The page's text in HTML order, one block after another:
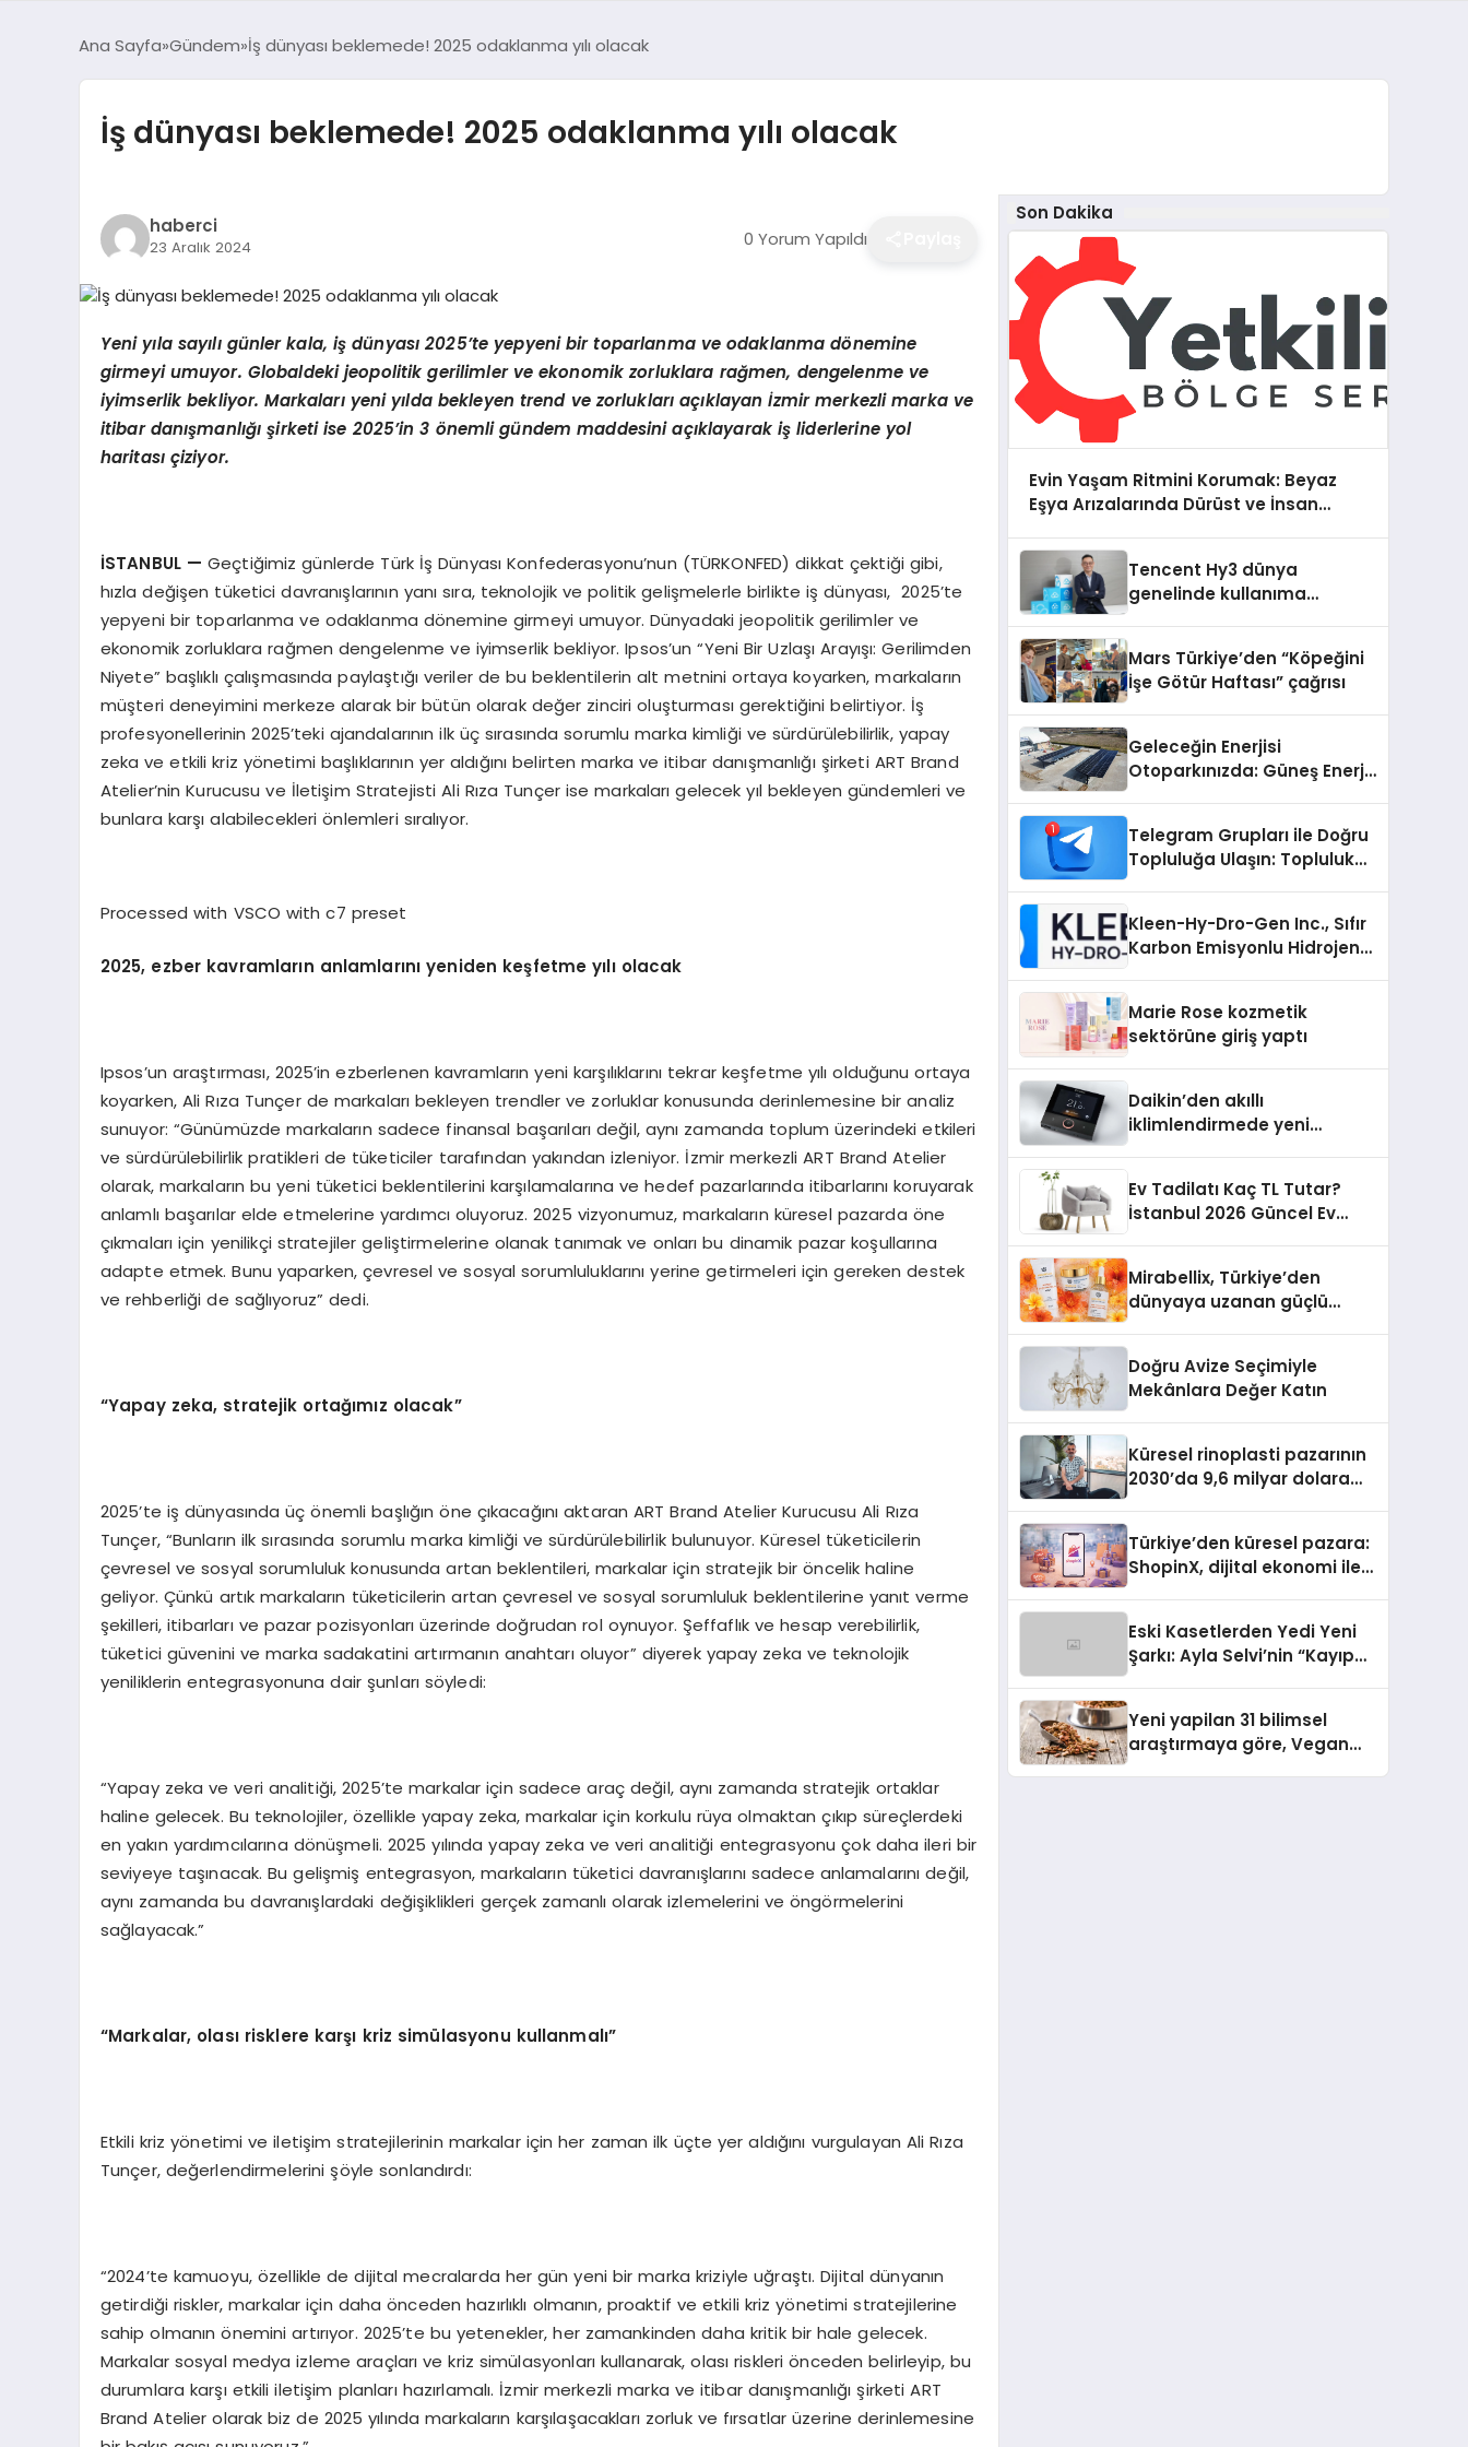
Ana Sayfa Gündem İş dünyası beklemede! 2025 odaklanma yılı olacak
İş dünyası beklemede! 2025 odaklanma yılı olacak
haberci
23 Aralık 2024 0 Yorum Yapıldı
Yeni yıla sayılı günler kala, iş dünyası 2025’te yepyeni bir toparlanma ve odaklanma dönemine
girmeyi umuyor. Globaldeki jeopolitik gerilimler ve ekonomik zorluklara rağmen, dengelenme ve
iyimserlik bekliyor. Markaları yeni yılda bekleyen trend ve zorlukları açıklayan İzmir merkezli marka ve
itibar danışmanlığı şirketi ise 2025’in 3 önemli gündem maddesini açıklayarak iş liderlerine yol
haritası çiziyor.
İSTANBUL — Geçtiğimiz günlerde Türk İş Dünyası Konfederasyonu’nun (TÜRKONFED) dikkat çektiği gibi,
hızla değişen tüketici davranışlarının yanı sıra, teknolojik ve politik gelişmelerle birlikte iş dünyası, 2025’te
yepyeni bir toparlanma ve odaklanma dönemine girmeyi umuyor. Dünyadaki jeopolitik gerilimler ve
ekonomik zorluklara rağmen dengelenme ve iyimserlik bekliyor. Ipsos’un “Yeni Bir Uzlaşı Arayışı: Gerilimden
Niyete” başlıklı çalışmasında paylaştığı veriler de bu beklentilerin alt metnini ortaya koyarken, markaların
müşteri deneyimini merkeze alarak bir bütün olarak değer zinciri oluşturması gerektiğini belirtiyor. İş
profesyonellerinin 2025’teki ajandalarının ilk üç sırasında sorumlu marka kimliği ve sürdürülebilirlik, yapay
zeka ve etkili kriz yönetimi başlıklarının yer aldığını belirten marka ve itibar danışmanlığı şirketi ART Brand
Atelier’nin Kurucusu ve İletişim Stratejisti Ali Rıza Tunçer ise markaları gelecek yıl bekleyen gündemleri ve
bunlara karşı alabilecekleri önlemleri sıralıyor.
Processed with VSCO with c7 preset
2025, ezber kavramların anlamlarını yeniden keşfetme yılı olacak
Ipsos’un araştırması, 2025’in ezberlenen kavramların yeni karşılıklarını tekrar keşfetme yılı olduğunu ortaya
koyarken, Ali Rıza Tunçer de markaları bekleyen trendler ve zorluklar konusunda derinlemesine bir analiz
sunuyor: “Günümüzde markaların sadece finansal başarıları değil, aynı zamanda toplum üzerindeki etkileri
ve sürdürülebilirlik pratikleri de tüketiciler tarafından yakından izleniyor. İzmir merkezli ART Brand Atelier
olarak, markaların bu yeni tüketici beklentilerini karşılamalarına ve hedef pazarlarında itibarlarını koruyarak
anlamlı başarılar elde etmelerine yardımcı oluyoruz. 2025 vizyonumuz, markaların küresel pazarda öne
çıkmaları için yenilikçi stratejiler geliştirmelerine olanak tanımak ve onları bu dinamik pazar koşullarına
adapte etmek. Bunu yaparken, çevresel ve sosyal sorumluluklarını yerine getirmeleri için gereken destek
ve rehberliği de sağlıyoruz” dedi.
“Yapay zeka, stratejik ortağımız olacak”
2025’te iş dünyasında üç önemli başlığın öne çıkacağını aktaran ART Brand Atelier Kurucusu Ali Rıza
Tunçer, “Bunların ilk sırasında sorumlu marka kimliği ve sürdürülebilirlik bulunuyor. Küresel tüketicilerin
çevresel ve sosyal sorumluluk konusunda artan beklentileri, markalar için stratejik bir öncelik haline
geliyor. Çünkü artık markaların tüketicilerin artan çevresel ve sosyal sorumluluk beklentilerine yanıt verme
şekilleri, itibarları ve pazar pozisyonları üzerinde doğrudan rol oynuyor. Şeffaflık ve hesap verebilirlik,
tüketici güvenini ve marka sadakatini artırmanın anahtarı oluyor” diyerek yapay zeka ve teknolojik
yeniliklerin entegrasyonuna dair şunları söyledi:
“Yapay zeka ve veri analitiği, 2025’te markalar için sadece araç değil, aynı zamanda stratejik ortaklar
haline gelecek. Bu teknolojiler, özellikle yapay zeka, markalar için korkulu rüya olmaktan çıkıp süreçlerdeki
en yakın yardımcılarına dönüşmeli. 2025 yılında yapay zeka ve veri analitiği entegrasyonu çok daha ileri bir
seviyeye taşınacak. Bu gelişmiş entegrasyon, markaların tüketici davranışlarını sadece anlamalarını değil,
aynı zamanda bu davranışlardaki değişiklikleri gerçek zamanlı olarak izlemelerini ve öngörmelerini
sağlayacak.”
“Markalar, olası risklere karşı kriz simülasyonu kullanmalı”
Etkili kriz yönetimi ve iletişim stratejilerinin markalar için her zaman ilk üçte yer aldığını vurgulayan Ali Rıza
Tunçer, değerlendirmelerini şöyle sonlandırdı:
“2024’te kamuoyu, özellikle de dijital mecralarda her gün yeni bir marka kriziyle uğraştı. Dijital dünyanın
getirdiği riskler, markalar için daha önceden hazırlıklı olmanın, proaktif ve etkili kriz yönetimi stratejilerine
sahip olmanın önemini artırıyor. 2025’te bu yetenekler, her zamankinden daha kritik bir hale gelecek.
Markalar sosyal medya izleme araçları ve kriz simülasyonları kullanarak, olası riskleri önceden belirleyip, bu
durumlara karşı etkili iletişim planları hazırlamalı. İzmir merkezli marka ve itibar danışmanlığı şirketi ART
Brand Atelier olarak biz de 2025 yılında markaların karşılaşacakları zorluk ve fırsatlar üzerine derinlemesine
Son Dakika
Evin Yaşam Ritmini Korumak: Beyaz
Eşya Arızalarında Dürüst ve İnsan
Tencent Hy3 dünya
genelinde kullanıma
Mars Türkiye’den “Köpeğini
İşe Götür Haftası” çağrısı
Geleceğin Enerjisi
Otoparkınızda: Güneş Enerjili
Telegram Grupları ile Doğru
Topluluğa Ulaşın: Topluluk
Kleen-Hy-Dro-Gen Inc., Sıfır
Karbon Emisyonlu Hidrojen
Aldı
Marie Rose kozmetik
sektörüne giriş yaptı
Daikin’den akıllı
iklimlendirmede yeni
Ev Tadilatı Kaç TL Tutar?
İstanbul 2026 Güncel Ev
Mirabellix, Türkiye’den
dünyaya uzanan güçlü
Doğru Avize Seçimiyle
Mekânlara Değer Katın
Küresel rinoplasti pazarının
2030’da 9,6 milyar dolara
Türkiye’den küresel pazara:
ShopinX, dijital ekonomi ile
Eski Kasetlerden Yedi Yeni
Şarkı: Ayla Selvi’nin “Kayıp
Yeni yapilan 31 bilimsel
araştırmaya göre, Vegan